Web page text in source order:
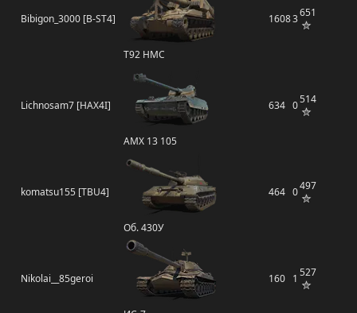
Bibigon_3000 [B-ST4]
T92 HMC
16083651
Lichnosam7 [HAX4I]
AMX 13 105
634 0514
komatsu155 [TBU4]
Об. 430У
464 0497
Nikolai__85geroi 160 1 527